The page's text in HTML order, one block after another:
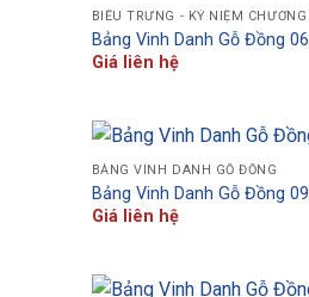
BIỂU TRƯNG - KỶ NIỆM CHƯƠNG
Bảng Vinh Danh Gỗ Đồng 06
Giá liên hệ
BẢNG VINH DANH GỖ ĐỒNG
Bảng Vinh Danh Gỗ Đồng 09
Giá liên hệ